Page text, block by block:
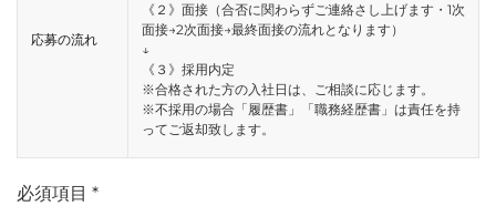
応募の流れ
《２》面接（合否に関わらずご連絡さし上げます・1次
面接→2次面接→最終面接の流れとなります）
↓
《３》採用内定
※合格された方の入社日は、ご相談に応じます。
※不採用の場合「履歴書」「職務経歴書」は責任を持
ってご返却致します。
必須項目 *